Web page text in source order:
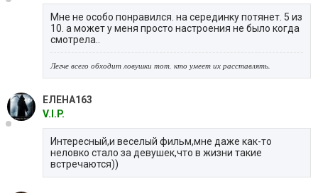
Мне не особо понравился. на серединку потянет. 5 из
10. а может у меня просто настроения не было когда
смотрела..
Легче всего обходит ловушки тот, кто умеет их расставлять.
ЕЛЕНА163
V.I.P.
Интересный,и веселый фильм,мне даже как-то
неловко стало за девушек,что в жизни такие
встречаются))